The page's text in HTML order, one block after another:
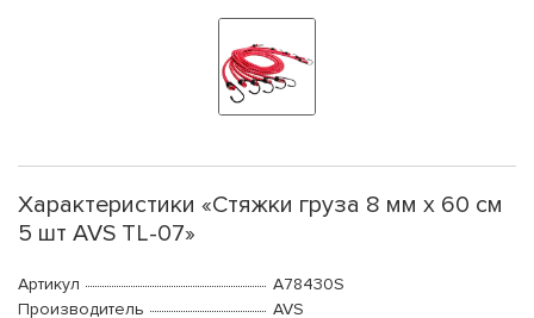
Характеристики «Стяжки груза 8 мм x 60 см
5 шт AVS TL-07»
Артикул
A78430S
Производитель
AVS